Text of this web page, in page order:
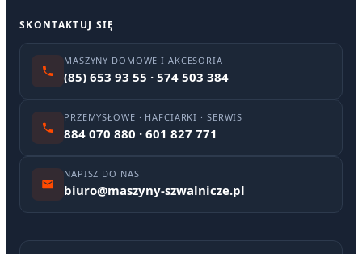
SKONTAKTUJ SIĘ
MASZYNY DOMOWE I AKCESORIA
(85) 653 93 55 · 574 503 384
PRZEMYSŁOWE · HAFCIARKI · SERWIS
884 070 880 · 601 827 771
NAPISZ DO NAS
biuro@maszyny-szwalnicze.pl